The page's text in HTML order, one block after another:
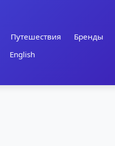
Путешествия Бренды
English